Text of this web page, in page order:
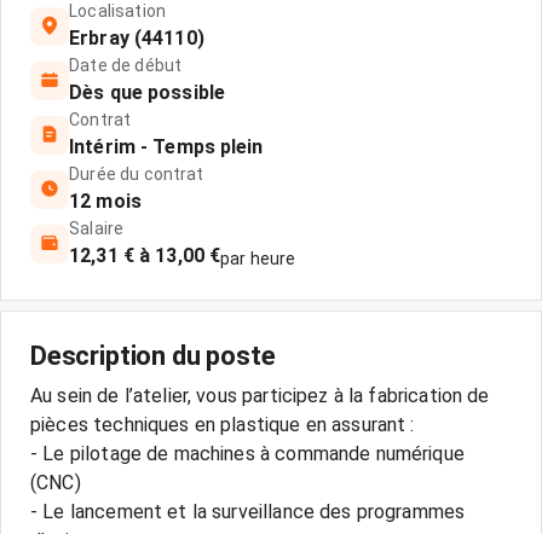
Localisation
Erbray (44110)
Date de début
Dès que possible
Contrat
Intérim - Temps plein
Durée du contrat
12 mois
Salaire
12,31 € à 13,00 €par heure
Description du poste
Au sein de l’atelier, vous participez à la fabrication de
pièces techniques en plastique en assurant :
- Le pilotage de machines à commande numérique
(CNC)
- Le lancement et la surveillance des programmes